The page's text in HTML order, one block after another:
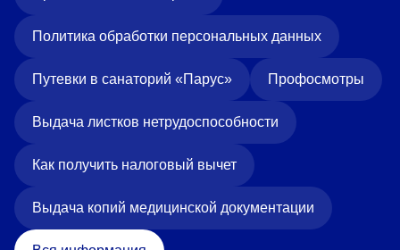
Политика обработки персональных данных
Путевки в санаторий «Парус» Профосмотры
Выдача листков нетрудоспособности
Как получить налоговый вычет
Выдача копий медицинской документации